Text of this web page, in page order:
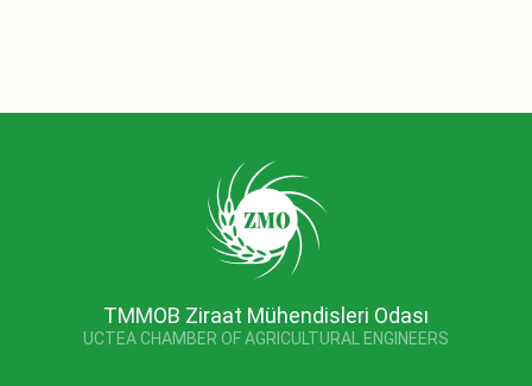
TMMOB Ziraat Mühendisleri Odası
UCTEA CHAMBER OF AGRICULTURAL ENGINEERS